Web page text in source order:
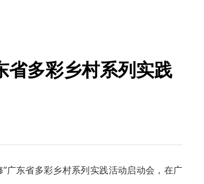
省多彩乡村系列实践
广东省多彩乡村系列实践活动启动会，在广